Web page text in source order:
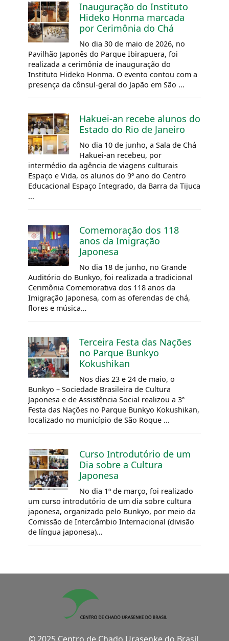
Inauguração do Instituto
Hideko Honma marcada
por Cerimônia do Chá
No dia 30 de maio de 2026, no
Pavilhão Japonês do Parque Ibirapuera, foi
realizada a cerimônia de inauguração do
Instituto Hideko Honma. O evento contou com a
presença da cônsul-geral do Japão em São ...
Hakuei-an recebe alunos do
Estado do Rio de Janeiro
No dia 10 de junho, a Sala de Chá
Hakuei-an recebeu, por
intermédio da agência de viagens culturais
Espaço e Vida, os alunos do 9º ano do Centro
Educacional Espaço Integrado, da Barra da Tijuca
...
Comemoração dos 118
anos da Imigração
Japonesa
No dia 18 de junho, no Grande
Auditório do Bunkyo, foi realizada a tradicional
Cerimônia Comemorativa dos 118 anos da
Imigração Japonesa, com as oferendas de chá,
flores e música…
Terceira Festa das Nações
no Parque Bunkyo
Kokushikan
Nos dias 23 e 24 de maio, o
Bunkyo – Sociedade Brasileira de Cultura
Japonesa e de Assistência Social realizou a 3ª
Festa das Nações no Parque Bunkyo Kokushikan,
localizado no município de São Roque ...
Curso Introdutório de um
Dia sobre a Cultura
Japonesa
No dia 1º de março, foi realizado
um curso introdutório de um dia sobre cultura
japonesa, organizado pelo Bunkyo, por meio da
Comissão de Intercâmbio Internacional (divisão
de língua japonesa)…